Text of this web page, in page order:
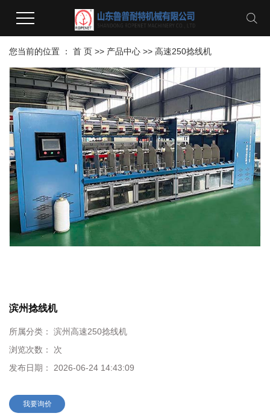
您当前的位置 ： 首 页 >> 产品中心 >> 高速250捻线机
滨州捻线机
所属分类：
滨州高速250捻线机
浏览次数：
次
发布日期：
2026-06-24 14:43:09
我要询价